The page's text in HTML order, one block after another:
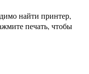
найти принтер,
печать, чтобы